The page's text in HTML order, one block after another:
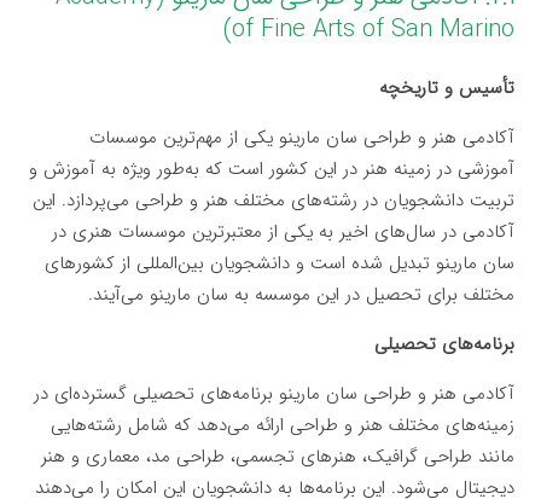
of Fine Arts of San Marino)
تأسیس و تاریخچه
آکادمی هنر و طراحی سان مارینو یکی از مهم‌ترین موسسات
آموزشی در زمینه هنر در این کشور است که به‌طور ویژه به آموزش و
تربیت دانشجویان در رشته‌های مختلف هنر و طراحی می‌پردازد. این
آکادمی در سال‌های اخیر به یکی از معتبرترین موسسات هنری در
سان مارینو تبدیل شده است و دانشجویان بین‌المللی از کشورهای
مختلف برای تحصیل در این موسسه به سان مارینو می‌آیند.
برنامه‌های تحصیلی
آکادمی هنر و طراحی سان مارینو برنامه‌های تحصیلی گسترده‌ای در
زمینه‌های مختلف هنر و طراحی ارائه می‌دهد که شامل رشته‌هایی
مانند طراحی گرافیک، هنرهای تجسمی، طراحی مد، معماری و هنر
دیجیتال می‌شود. این برنامه‌ها به دانشجویان این امکان را می‌دهند